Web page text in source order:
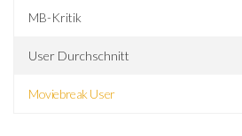
MB-Kritik
User Durchschnitt
Moviebreak User